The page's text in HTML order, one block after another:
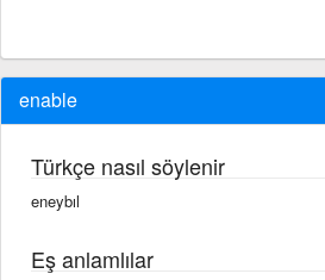
enable
Türkçe nasıl söylenir
eneybıl
Eş anlamlılar